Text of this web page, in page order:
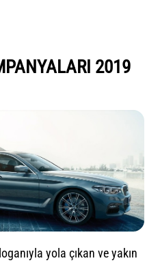
2019
yola çıkan ve yakın